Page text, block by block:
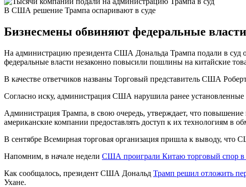
В США решение Трампа оспаривают в суде
Бизнесмены обвиняют федеральные
На администрацию президента США Дональда Трампа подали в суд
федеральные власти незаконно повысили пошлины на китайские
В качестве ответчиков названы Торговый представитель США
Согласно иску, администрация США нарушила ранее установленные
Администрация Трампа, в свою очередь, утверждает, что
американские компании предоставлять доступ к их технологиям в
В сентябре Всемирная торговая организация пришла к выводу,
Напомним, в начале недели США проиграли Китаю торговый спор
Как сообщалось, президент США Дональд Трамп решил отложить
Ухане.